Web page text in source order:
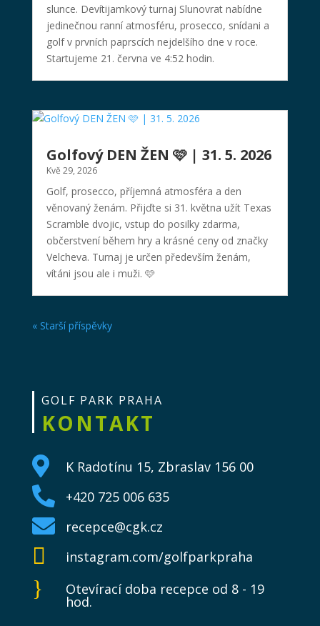
slunce. Devítijamkový turnaj Slunovrat nabídne
jedinečnou ranní atmosféru, prosecco, snídani a
golf v prvních paprscích nejdelšího dne v roce.
Startujeme 21. června ve 4:52 hodin.
Golfový DEN ŽEN 🩷 | 31. 5. 2026
Kvě 29, 2026
Golf, prosecco, příjemná atmosféra a den
věnovaný ženám. Přijďte si 31. května užít Texas
Scramble dvojic, vstup do posilky zdarma,
občerstvení během hry a krásné ceny od značky
Velcheva. Turnaj je určen především ženám,
vítáni jsou ale i muži. 🩷
« Starší příspěvky
GOLF PARK PRAHA
KONTAKT
 K Radotínu 15, Zbraslav 156 00
 +420 725 006 635
 recepce@cgk.cz
 instagram.com/golfparkpraha
} Otevírací doba recepce od 8 - 19
hod.